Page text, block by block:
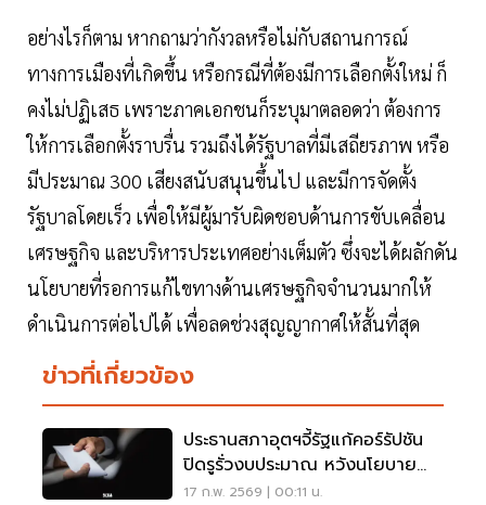
อย่างไรก็ตาม หากถามว่ากังวลหรือไม่กับสถานการณ์
ทางการเมืองที่เกิดขึ้น หรือกรณีที่ต้องมีการเลือกตั้งใหม่ ก็
คงไม่ปฏิเสธ เพราะภาคเอกชนก็ระบุมาตลอดว่า ต้องการ
ให้การเลือกตั้งราบรื่น รวมถึงได้รัฐบาลที่มีเสถียรภาพ หรือ
มีประมาณ 300 เสียงสนับสนุนขึ้นไป และมีการจัดตั้ง
รัฐบาลโดยเร็ว เพื่อให้มีผู้มารับผิดชอบด้านการขับเคลื่อน
เศรษฐกิจ และบริหารประเทศอย่างเต็มตัว ซึ่งจะได้ผลักดัน
นโยบายที่รอการแก้ไขทางด้านเศรษฐกิจจำนวนมากให้
ดำเนินการต่อไปได้ เพื่อลดช่วงสุญญากาศให้สั้นที่สุด
ข่าวที่เกี่ยวข้อง
ประธานสภาอุตฯจี้รัฐแก้คอร์รัปชัน
ปิดรูรั่วงบประมาณ หวังนโยบาย
เศรษฐกิจเกิดผลสูงสุด
17 ก.พ. 2569 | 00:11 น.